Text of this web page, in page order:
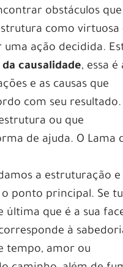
obstáculos que
como virtuosa
ação decidida.
causalidade, essa é
e as causas que
com seu resultado.
ou que
de ajuda. O Lama
a estruturação e
ponto principal. Se
última que é a sua
à
tempo, amor ou